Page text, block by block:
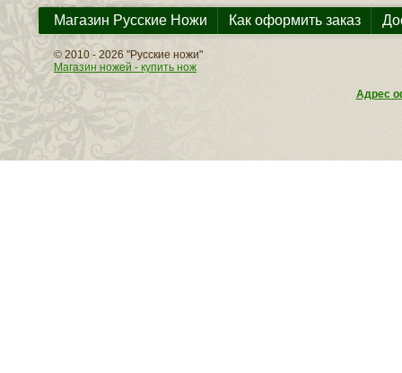
Магазин Русские Ножи Как оформить заказ
© 2010 - 2026 "Русские ножи"
Магазин ножей - купить нож
Адрес